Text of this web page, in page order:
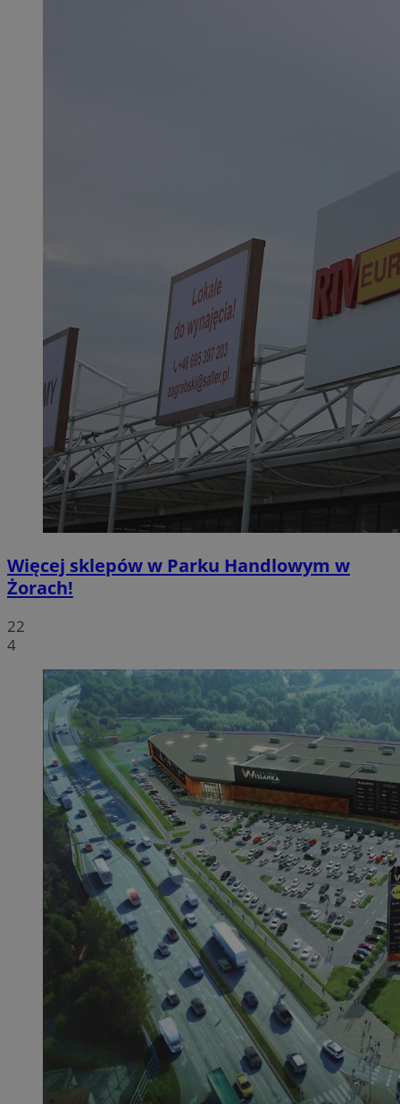
Więcej sklepów w Parku Handlowym w
Żorach!
22
4